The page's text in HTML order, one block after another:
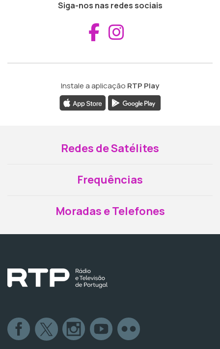
Siga-nos nas redes sociais
Aceder ao
Instale a aplicação RTP Play
Redes de Satélites
Frequências
Moradas e Telefones